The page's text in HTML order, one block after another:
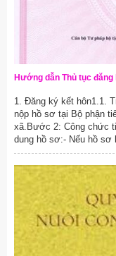
Hướng dẫn Thủ tục đăng
1. Đăng ký kết hôn1.1.
nộp hồ sơ tại Bộ phận
xã.Bước 2: Công chức
dung hồ sơ:- Nếu hồ sơ